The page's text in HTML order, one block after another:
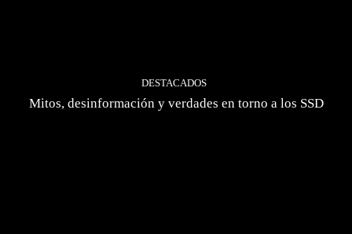
DESTACADOS
Mitos, desinformación y verdades en torno a los SSD